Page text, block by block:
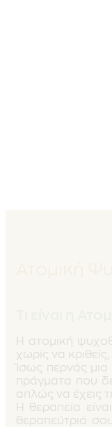
Η ατομική
χωρίς να
Ίσως περνάς
πράγματα που
απλώς να έχεις
Η θεραπεία
θεραπεύτριά